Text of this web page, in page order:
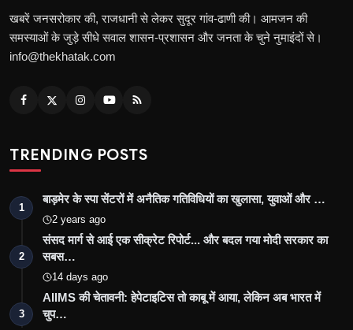
खबरें जनसरोकार की, राजधानी से लेकर सुदूर गांव-ढाणी की। आमजन की
समस्याओं के जुड़े सीधे सवाल शासन-प्रशासन और जनता के चुने नुमाइंदों से।
info@thekhatak.com
TRENDING POSTS
1
बाड़मेर के स्पा सेंटरों में अनैतिक गतिविधियों का खुलासा, युवाओं और …
2 years ago
2
संसद मार्ग से आई एक सीक्रेट रिपोर्ट... और बदल गया मोदी सरकार का
सबस…
14 days ago
3
AIIMS की चेतावनी: हेपेटाइटिस तो काबू में आया, लेकिन अब भारत में
चुप…